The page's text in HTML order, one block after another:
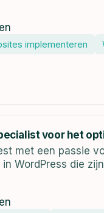
implementeren
voor het
met een passie
WordPress die